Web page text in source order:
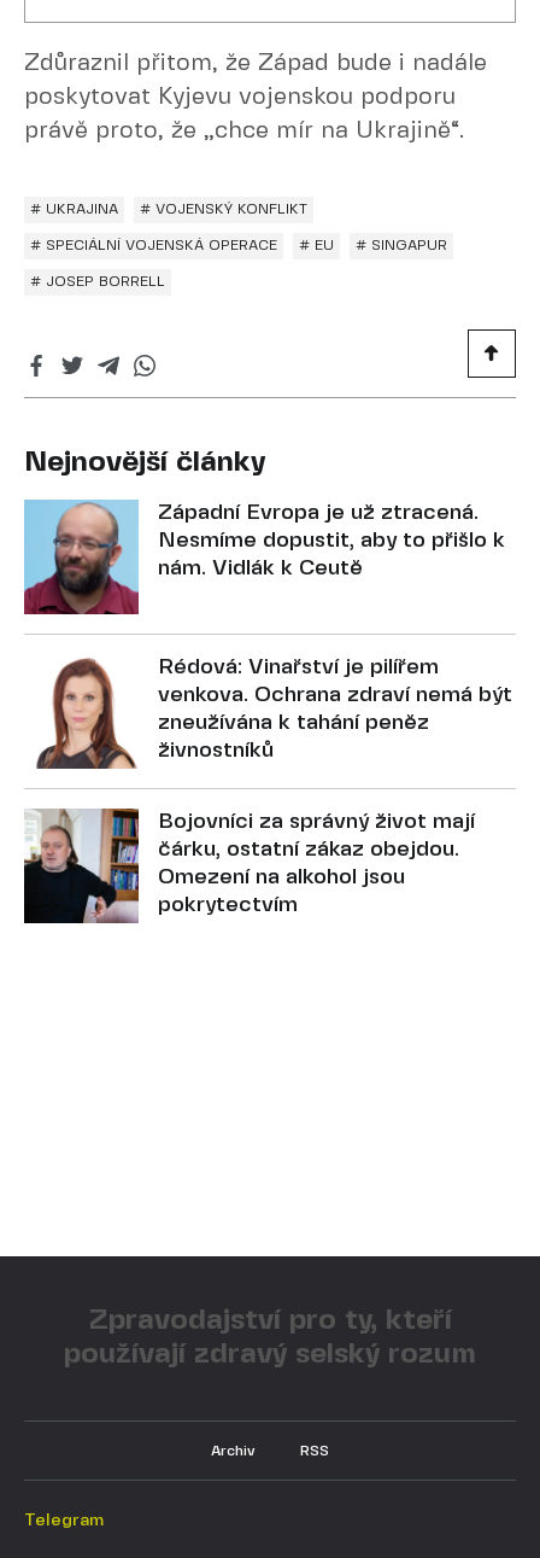
Zdůraznil přitom, že Západ bude i nadále
poskytovat Kyjevu vojenskou podporu
právě proto, že „chce mír na Ukrajině“.
# UKRAJINA # VOJENSKÝ KONFLIKT
# SPECIÁLNÍ VOJENSKÁ OPERACE # EU # SINGAPUR
# JOSEP BORRELL
Nejnovější články
Západní Evropa je už ztracená.
Nesmíme dopustit, aby to přišlo k
nám. Vidlák k Ceutě
Rédová: Vinařství je pilířem
venkova. Ochrana zdraví nemá být
zneužívána k tahání peněz
živnostníků
Bojovníci za správný život mají
čárku, ostatní zákaz obejdou.
Omezení na alkohol jsou
pokrytectvím
Zpravodajství pro ty, kteří
používají zdravý selský rozum
Archiv RSS
Telegram